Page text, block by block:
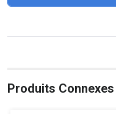
Produits Connexes